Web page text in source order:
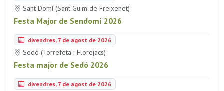
Sant Domí (Sant Guim de Freixenet)
Festa Major de Sendomí 2026
divendres, 7 de agost de 2026
Sedó (Torrefeta i Florejacs)
Festa major de Sedó 2026
divendres, 7 de agost de 2026